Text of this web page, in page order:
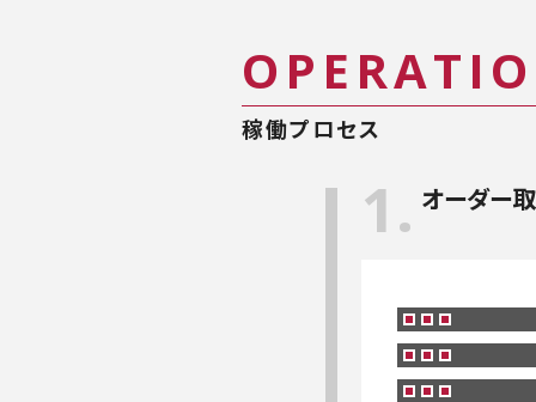
O P E RATI O
稼働プロセス
1. オーダー